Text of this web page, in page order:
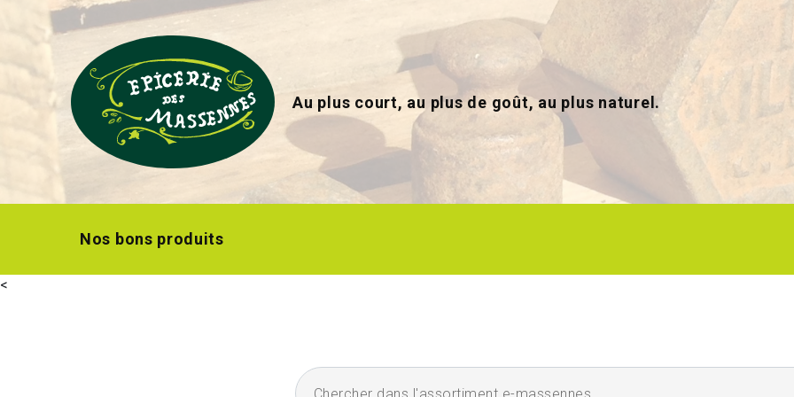
Au plus court, au plus de goût, au plus naturel.
Nos bons produits
<
Chercher dans l'assortiment e-massennes